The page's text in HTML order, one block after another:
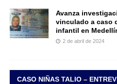
Avanza
vinculado a caso
infantil en
2 de abril de 2024
CASO NIÑAS TALIO –